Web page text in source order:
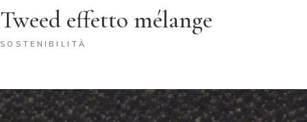
Tweed effetto mélange
SOSTENIBILITÀ